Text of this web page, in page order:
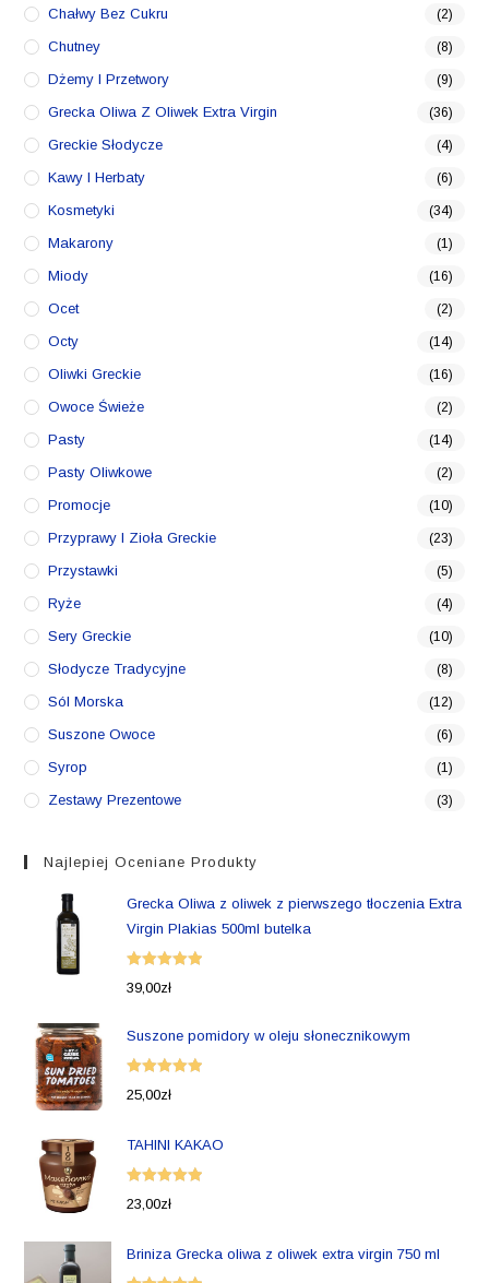
Chałwy Bez Cukru (2)
Chutney (8)
Dżemy I Przetwory (9)
Grecka Oliwa Z Oliwek Extra Virgin (36)
Greckie Słodycze (4)
Kawy I Herbaty (6)
Kosmetyki (34)
Makarony (1)
Miody (16)
Ocet (2)
Octy (14)
Oliwki Greckie (16)
Owoce Świeże (2)
Pasty (14)
Pasty Oliwkowe (2)
Promocje (10)
Przyprawy I Zioła Greckie (23)
Przystawki (5)
Ryże (4)
Sery Greckie (10)
Słodycze Tradycyjne (8)
Sól Morska (12)
Suszone Owoce (6)
Syrop (1)
Zestawy Prezentowe (3)
Najlepiej Oceniane Produkty
Grecka Oliwa z oliwek z pierwszego tłoczenia Extra
Virgin Plakias 500ml butelka
Oceniono
39,00zł
Suszone pomidory w oleju słonecznikowym
Oceniono
25,00zł
TAHINI KAKAO
Oceniono
23,00zł
Briniza Grecka oliwa z oliwek extra virgin 750 ml